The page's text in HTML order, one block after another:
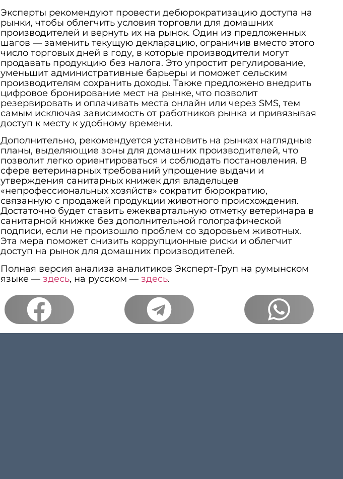
Эксперты рекомендуют провести дебюрократизацию доступа на
рынки, чтобы облегчить условия торговли для домашних
производителей и вернуть их на рынок. Один из предложенных
шагов — заменить текущую декларацию, ограничив вместо этого
число торговых дней в году, в которые производители могут
продавать продукцию без налога. Это упростит регулирование,
уменьшит административные барьеры и поможет сельским
производителям сохранить доходы. Также предложено внедрить
цифровое бронирование мест на рынке, что позволит
резервировать и оплачивать места онлайн или через SMS, тем
самым исключая зависимость от работников рынка и привязывая
доступ к месту к удобному времени.
Дополнительно, рекомендуется установить на рынках наглядные
планы, выделяющие зоны для домашних производителей, что
позволит легко ориентироваться и соблюдать постановления. В
сфере ветеринарных требований упрощение выдачи и
утверждения санитарных книжек для владельцев
«непрофессиональных хозяйств» сократит бюрократию,
связанную с продажей продукции животного происхождения.
Достаточно будет ставить ежеквартальную отметку ветеринара в
санитарной книжке без дополнительной голографической
подписи, если не произошло проблем со здоровьем животных.
Эта мера поможет снизить коррупционные риски и облегчит
доступ на рынок для домашних производителей.
Полная версия анализа аналитиков Эксперт-Груп на румынском
языке — здесь, на русском — здесь.